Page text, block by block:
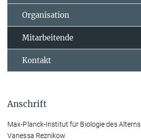
Organisation
Mitarbeitende
Kontakt
Anschrift
Max-Planck-Institut für Biologie des Alterns
Vanessa Reznikow